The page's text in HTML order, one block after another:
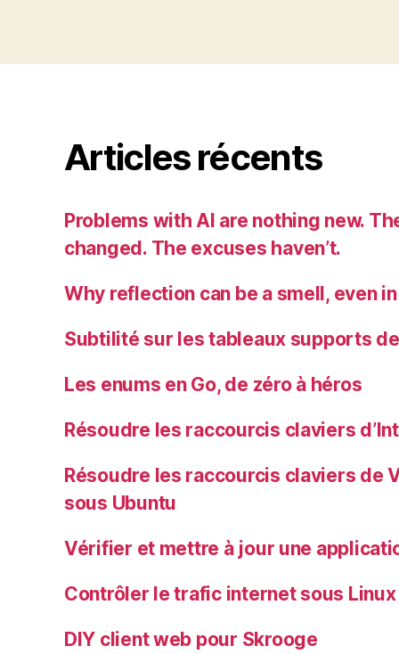
Articles récents
Problems with AI are nothing new.
changed. The excuses haven’t.
Why reflection can be a smell, even
Subtilité sur les tableaux supports
Les enums en Go, de zéro à héros
Résoudre les raccourcis claviers
Résoudre les raccourcis claviers de
sous Ubuntu
Vérifier et mettre à jour une
Contrôler le trafic internet sous
DIY client web pour Skrooge